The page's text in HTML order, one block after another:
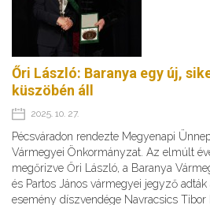
Őri László: Baranya egy új,
küszöbén áll
2025. 10. 27.
Pécsváradon rendezte Megyenapi
Vármegyei Önkormányzat. Az elmúlt
megőrizve Őri László, a Baranya
és Partos János vármegyei jegyző
esemény díszvendége Navracsics Tibor